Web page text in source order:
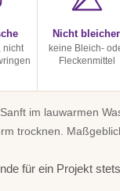
nicht
Nicht
keine Bleich-
Fleckenmittel
Sanft im lauwarmen
trocknen.
für ein Projekt